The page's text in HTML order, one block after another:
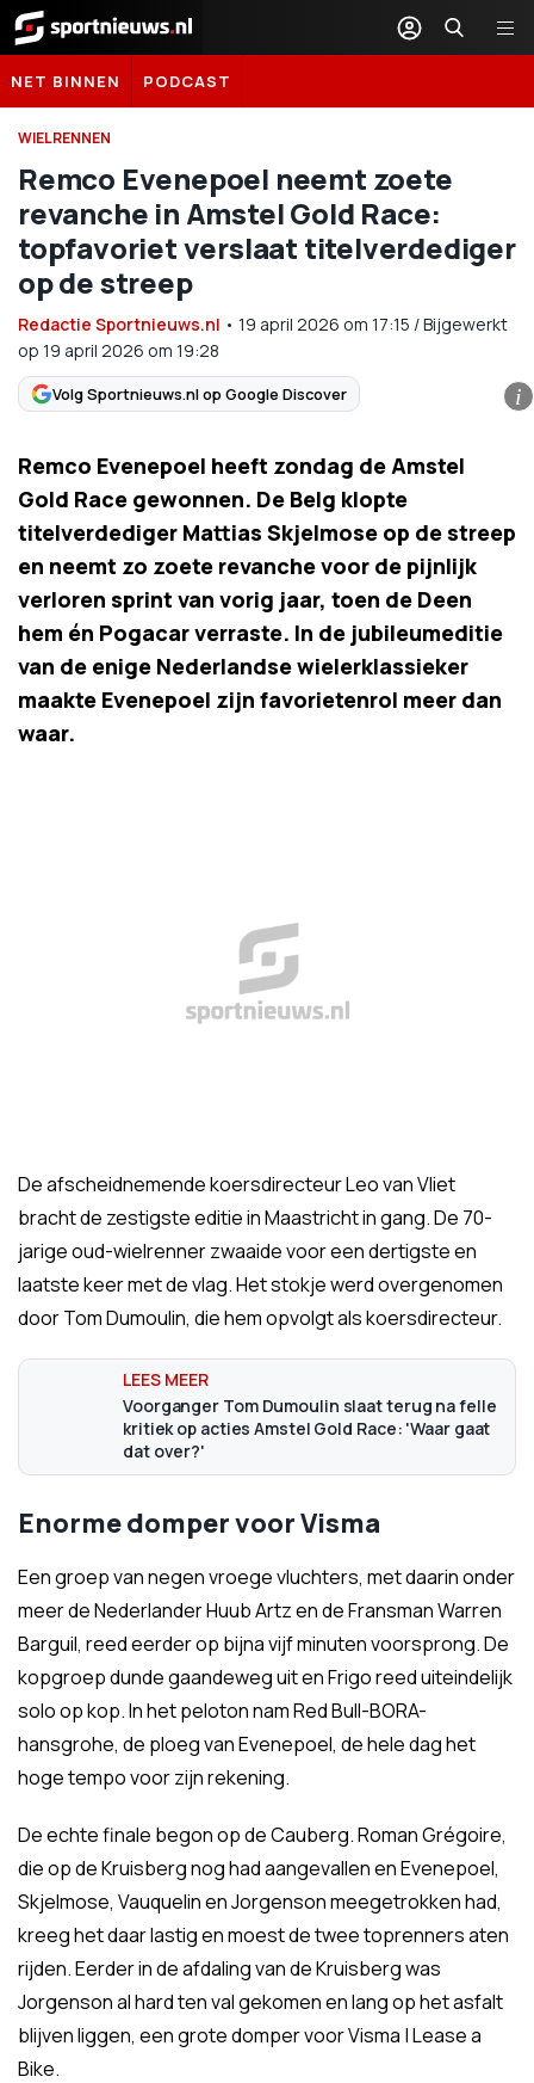
Sportnieuws.nl
NET BINNEN PODCAST
WIELRENNEN
Remco Evenepoel neemt zoete
revanche in Amstel Gold Race:
topfavoriet verslaat titelverdediger
op de streep
Redactie Sportnieuws.nl • 19 april 2026 om 17:15 /Bijgewerkt
op 19 april 2026 om 19:28
Volg Sportnieuws.nl op Google Discover i
Remco Evenepoel heeft zondag de Amstel
Gold Race gewonnen. De Belg klopte
titelverdediger Mattias Skjelmose op de streep
en neemt zo zoete revanche voor de pijnlijk
verloren sprint van vorig jaar, toen de Deen
hem én Pogacar verraste. In de jubileumeditie
van de enige Nederlandse wielerklassieker
maakte Evenepoel zijn favorietenrol meer dan
waar.
De afscheidnemende koersdirecteur Leo van Vliet
bracht de zestigste editie in Maastricht in gang. De 70-
jarige oud-wielrenner zwaaide voor een dertigste en
laatste keer met de vlag. Het stokje werd overgenomen
door Tom Dumoulin, die hem opvolgt als koersdirecteur.
Voorganger Tom Dumoulin slaat terug na felle
kritiek op acties Amstel Gold Race: 'Waar gaat
dat over?'
Enorme domper voor Visma
Een groep van negen vroege vluchters, met daarin onder
meer de Nederlander Huub Artz en de Fransman Warren
Barguil, reed eerder op bijna vijf minuten voorsprong. De
kopgroep dunde gaandeweg uit en Frigo reed uiteindelijk
solo op kop. In het peloton nam Red Bull-BORA-
hansgrohe, de ploeg van Evenepoel, de hele dag het
hoge tempo voor zijn rekening.
De echte finale begon op de Cauberg. Roman Grégoire,
die op de Kruisberg nog had aangevallen en Evenepoel,
Skjelmose, Vauquelin en Jorgenson meegetrokken had,
kreeg het daar lastig en moest de twee toprenners aten
rijden. Eerder in de afdaling van de Kruisberg was
Jorgenson al hard ten val gekomen en lang op het asfalt
blijven liggen, een grote domper voor Visma | Lease a
Bike.